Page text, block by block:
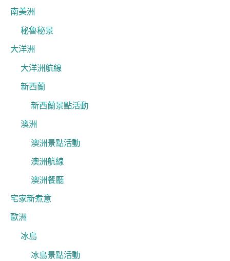
南美洲
秘魯秘景
大洋洲
大洋洲航線
新西蘭
新西蘭景點活動
澳洲
澳洲景點活動
澳洲航線
澳洲餐廳
宅家新煮意
歐洲
冰島
冰島景點活動